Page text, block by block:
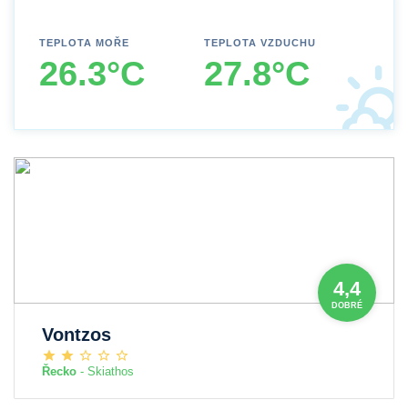
TEPLOTA MOŘE
26.3°C
TEPLOTA VZDUCHU
27.8°C
4,4
DOBRÉ
Vontzos
Řecko - Skiathos